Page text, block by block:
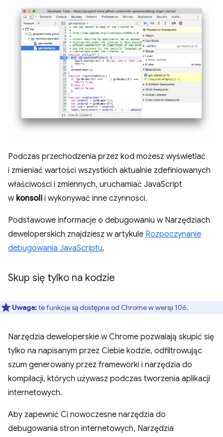
Podczas przechodzenia przez kod możesz wyświetlać
i zmieniać wartości wszystkich aktualnie zdefiniowanych
właściwości i zmiennych, uruchamiać JavaScript
w konsoli i wykonywać inne czynności.
Podstawowe informacje o debugowaniu w Narzędziach
deweloperskich znajdziesz w artykule Rozpoczynanie
debugowania JavaScriptu.
Skup się tylko na kodzie
Uwaga:te funkcje są dostępne od Chrome w wersji 106.
Narzędzia deweloperskie w Chrome pozwalają skupić się
tylko na napisanym przez Ciebie kodzie, odfiltrowując
szum generowany przez frameworki i narzędzia do
kompilacji, których używasz podczas tworzenia aplikacji
internetowych.
Aby zapewnić Ci nowoczesne narzędzia do
debugowania stron internetowych, Narzędzia